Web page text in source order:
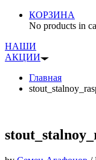
КОРЗИНА
No products in
НАШИ
АКЦИИ
Главная